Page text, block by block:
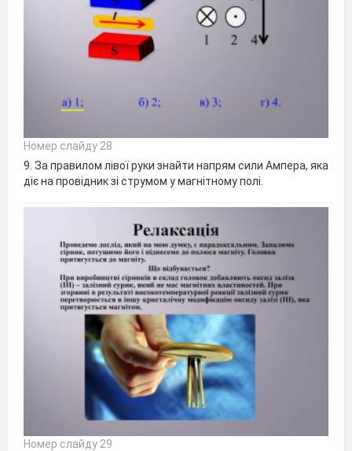
Номер слайду 28
9. За правилом лівої руки знайти напрям сили Ампера, яка
діє на провідник зі струмом у магнітному полі.
Номер слайду 29